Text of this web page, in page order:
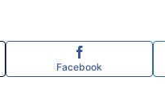
Facebook